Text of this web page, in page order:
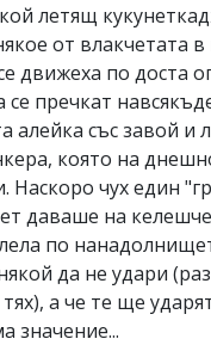
летящ
от влакчетата в
движеха по доста
се пречкат
алейка със завой и
която на
Наскоро чух един
даваше на
по
да не удари
а че те ще
значение...